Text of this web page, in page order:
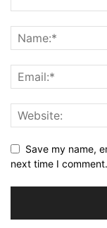
Save my name,
next time I comment.